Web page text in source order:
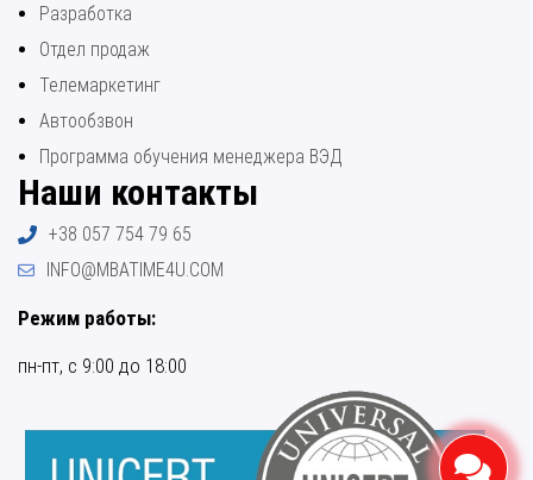
Разработка
Отдел продаж
Телемаркетинг
Автообзвон
Программа обучения менеджера ВЭД
Наши контакты
+38 057 754 79 65
INFO@MBATIME4U.COM
Режим работы:
пн-пт, с 9:00 до 18:00